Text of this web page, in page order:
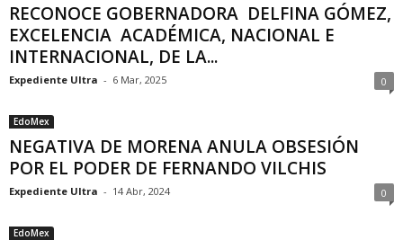
RECONOCE GOBERNADORA DELFINA GÓMEZ,
EXCELENCIA ACADÉMICA, NACIONAL E
INTERNACIONAL, DE LA...
Expediente Ultra - 6 Mar, 2025 0
EdoMex
NEGATIVA DE MORENA ANULA OBSESIÓN
POR EL PODER DE FERNANDO VILCHIS
Expediente Ultra - 14 Abr, 2024 0
EdoMex